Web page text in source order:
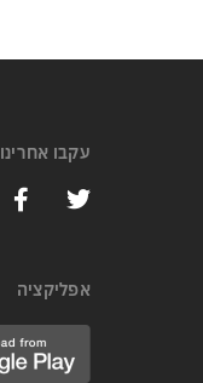
עקבו אחרינו
אפליקציה